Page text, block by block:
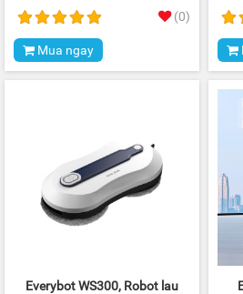
(0)
Mua ngay
Everybot WS300, Robot lau